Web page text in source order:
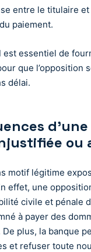
entre le titulaire
paiement.
est essentiel de
que l’opposition
délai.
d’une
ou
motif légitime
effet, une
civile et pénale
à payer des
plus, la banque
et refuser toute